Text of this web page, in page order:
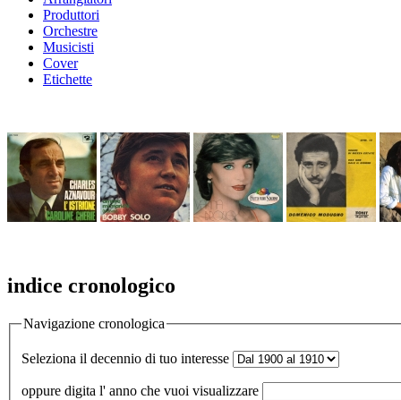
Produttori
Orchestre
Musicisti
Cover
Etichette
indice cronologico
Navigazione cronologica
Seleziona il decennio di tuo interesse
oppure digita l' anno che vuoi visualizzare